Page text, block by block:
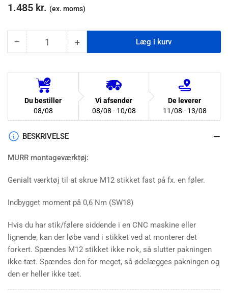
Normalpris
1.485 kr. (ex. moms)
− + Læg i kurv
Du bestiller
08/08
Vi afsender
08/08 - 10/08
De leverer
11/08 - 13/08
BESKRIVELSE
MURR montageværktøj:
Genialt værktøj til at skrue M12 stikket fast på fx. en føler.
Indbygget moment på 0,6 Nm (SW18)
Hvis du har stik/følere siddende i en CNC maskine eller
lignende, kan der løbe vand i stikket ved at monterer det
forkert. Spændes M12 stikket ikke nok, så slutter pakningen
ikke tæt. Spændes den for meget, så ødelægges pakningen og
den er heller ikke tæt.